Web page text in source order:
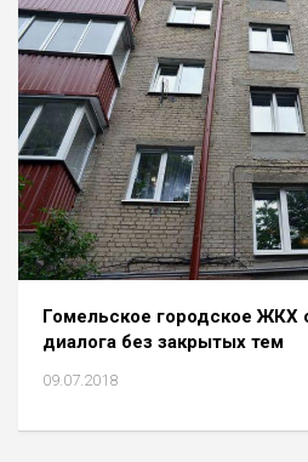
Гомельское городское ЖКХ
диалога без закрытых тем
09.07.2018